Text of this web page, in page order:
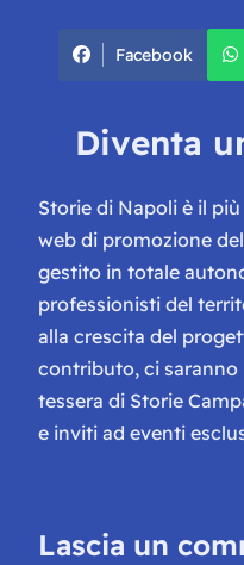
Facebook
Diventa
Storie di Napoli è il
web di promozione
gestito in totale
professionisti del
alla crescita del
contributo, ci
tessera di Storie
e inviti ad eventi
Lascia un